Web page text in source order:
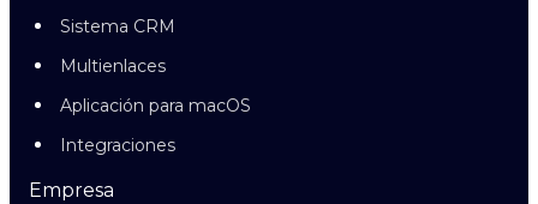
Sistema CRM
Multienlaces
Aplicación para macOS
Integraciones
Empresa